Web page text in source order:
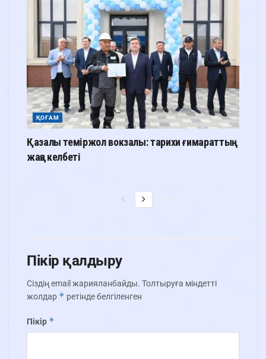
ҚОҒАМ
Қазалы теміржол вокзалы: тарихи ғимараттың
жаңа келбеті
Пікір қалдыру
Сіздің email жарияланбайды. Толтыруға міндетті
жолдар * ретінде белгіленген
Пікір *